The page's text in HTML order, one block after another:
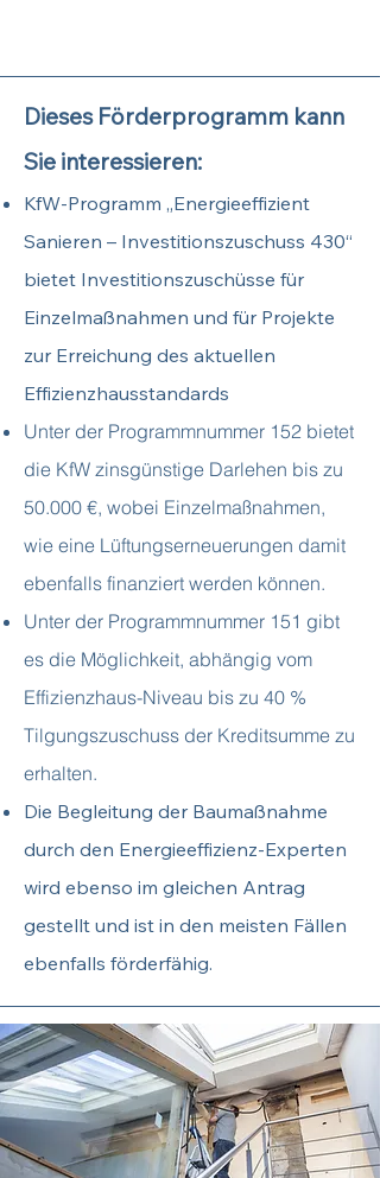
Dieses Förderprogramm kann
Sie interessieren:
KfW-Programm „Energieeffizient
Sanieren – Investitionszuschuss 430“
bietet Investitionszuschüsse für
Einzelmaßnahmen und für Projekte
zur Erreichung des aktuellen
Effizienzhausstandards
Unter der Programmnummer 152 bietet
die KfW zinsgünstige Darlehen bis zu
50.000 €, wobei Einzelmaßnahmen,
wie eine Lüftungserneuerungen damit
ebenfalls finanziert werden können.
Unter der Programmnummer 151 gibt
es die Möglichkeit, abhängig vom
Effizienzhaus-Niveau bis zu 40 %
Tilgungszuschuss der Kreditsumme zu
erhalten.
Die Begleitung der Baumaßnahme
durch den Energieeffizienz-Experten
wird ebenso im gleichen Antrag
gestellt und ist in den meisten Fällen
ebenfalls förderfähig.